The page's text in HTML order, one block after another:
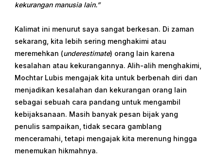
kekurangan manusia lain.”
Kalimat ini menurut saya sangat berkesan. Di zaman
sekarang, kita lebih sering menghakimi atau
meremehkan (underestimate) orang lain karena
kesalahan atau kekurangannya. Alih-alih menghakimi,
Mochtar Lubis mengajak kita untuk berbenah diri dan
menjadikan kesalahan dan kekurangan orang lain
sebagai sebuah cara pandang untuk mengambil
kebijaksanaan. Masih banyak pesan bijak yang
penulis sampaikan, tidak secara gamblang
menceramahi, tetapi mengajak kita merenung hingga
menemukan hikmahnya.